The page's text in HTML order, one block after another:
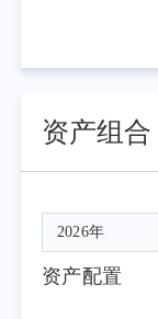
龙头的业绩
代表性宽基
业分布相对
期以及各行
相关。投资
解指数的特
匹配的产品。
本报告
资产组合
资产配置